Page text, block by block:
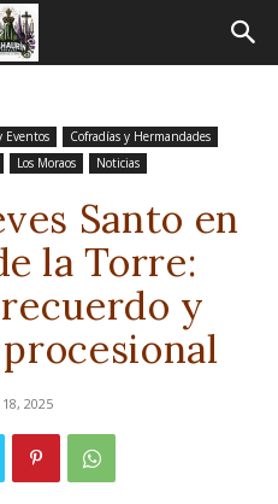
Eventos
Cofradías y Hermandades
Los Moraos Noticias
Santo en
la Torre:
y
2025